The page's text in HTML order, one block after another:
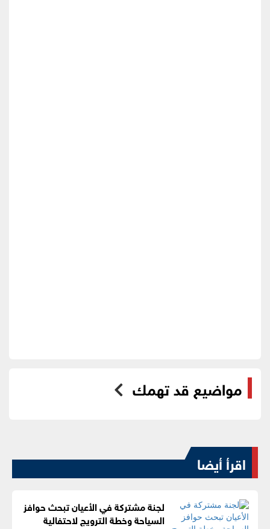
مواضيع قد تهمك
اقرأ أيضا
لجنة مشتركة في الأعيان تبحث حوافز
السياحة وخطة الترويج لاحتفالية